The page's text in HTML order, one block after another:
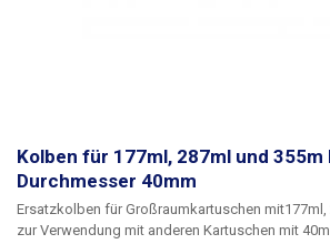
Kolben für 177ml, 287ml und
Durchmesser 40mm
Ersatzkolben für Großraumkartuschen mit177ml,
zur Verwendung mit anderen Kartuschen mit